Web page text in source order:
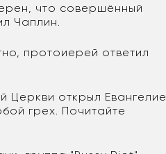
что совершённый
Чаплин.
протоиерей ответил
Церкви открыл Евангелие.
грех. Почитайте